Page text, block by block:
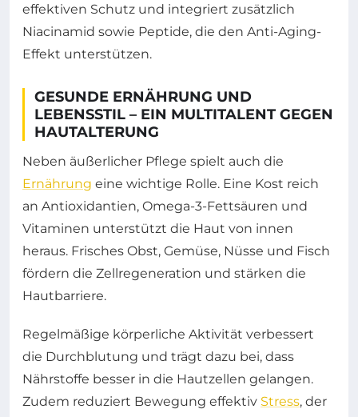
effektiven Schutz und integriert zusätzlich
Niacinamid sowie Peptide, die den Anti-Aging-
Effekt unterstützen.
GESUNDE ERNÄHRUNG UND
LEBENSSTIL – EIN MULTITALENT GEGEN
HAUTALTERUNG
Neben äußerlicher Pflege spielt auch die
Ernährung eine wichtige Rolle. Eine Kost reich
an Antioxidantien, Omega-3-Fettsäuren und
Vitaminen unterstützt die Haut von innen
heraus. Frisches Obst, Gemüse, Nüsse und Fisch
fördern die Zellregeneration und stärken die
Hautbarriere.
Regelmäßige körperliche Aktivität verbessert
die Durchblutung und trägt dazu bei, dass
Nährstoffe besser in die Hautzellen gelangen.
Zudem reduziert Bewegung effektiv Stress, der